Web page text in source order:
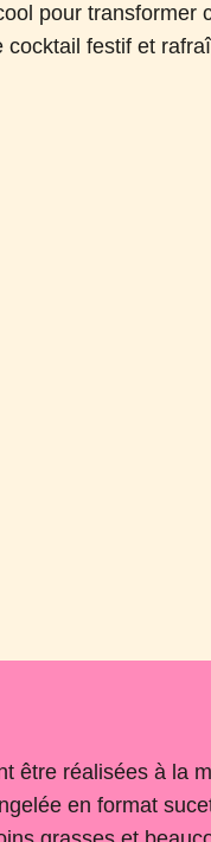
pour transformer
cocktail festif et
être réalisées à la
en format